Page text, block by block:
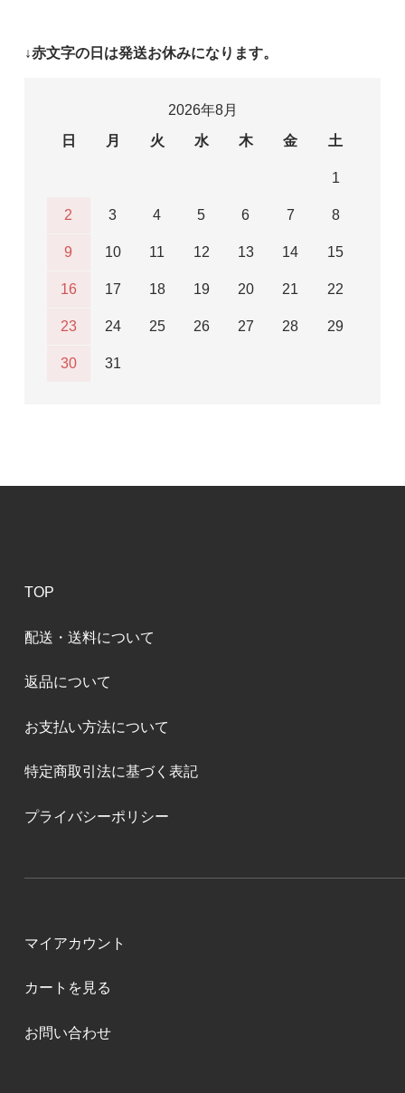
↓赤文字の日は発送お休みになります。
2026年8月
日
月 火 水 木 金 土
1
2 3 4 5 6 7 8
9 10 11 12 13 14 15
16 17 18 19 20 21 22
23 24 25 26 27 28 29
30 31
TOP
配送・送料について
返品について
お支払い方法について
特定商取引法に基づく表記
プライバシーポリシー
マイアカウント
カートを見る
お問い合わせ